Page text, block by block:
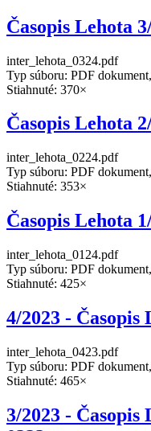
Časopis Lehota
inter_lehota_0324.pdf
Typ súboru: PDF
Stiahnuté: 370×
Časopis Lehota
inter_lehota_0224.pdf
Typ súboru: PDF
Stiahnuté: 353×
Časopis Lehota
inter_lehota_0124.pdf
Typ súboru: PDF
Stiahnuté: 425×
4/2023 - Časopis
inter_lehota_0423.pdf
Typ súboru: PDF
Stiahnuté: 465×
3/2023 -